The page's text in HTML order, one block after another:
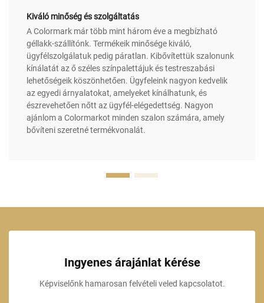
Kiváló minőség és szolgáltatás
A Colormark már több mint három éve a megbízható
géllakk-szállítónk. Termékeik minősége kiváló,
ügyfélszolgálatuk pedig páratlan. Kibővítettük szalonunk
kínálatát az ő széles színpalettájuk és testreszabási
lehetőségeik köszönhetően. Ügyfeleink nagyon kedvelik
az egyedi árnyalatokat, amelyeket kínálhatunk, és
észrevehetően nőtt az ügyfél-elégedettség. Nagyon
ajánlom a Colormarkot minden szalon számára, amely
bővíteni szeretné termékvonalát.
Ingyenes árajánlat kérése
Képviselőnk hamarosan felvételi veled kapcsolatot.